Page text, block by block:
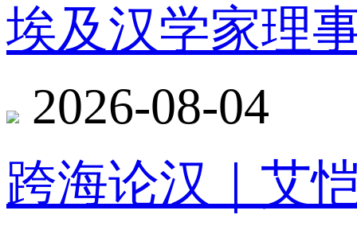
埃及汉学家理
2026-08-04
跨海论汉｜艾